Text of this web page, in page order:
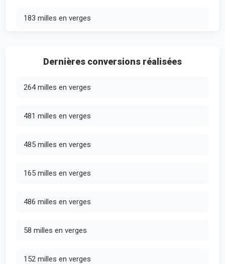
183 milles en verges
Dernières conversions réalisées
264 milles en verges
481 milles en verges
485 milles en verges
165 milles en verges
486 milles en verges
58 milles en verges
152 milles en verges